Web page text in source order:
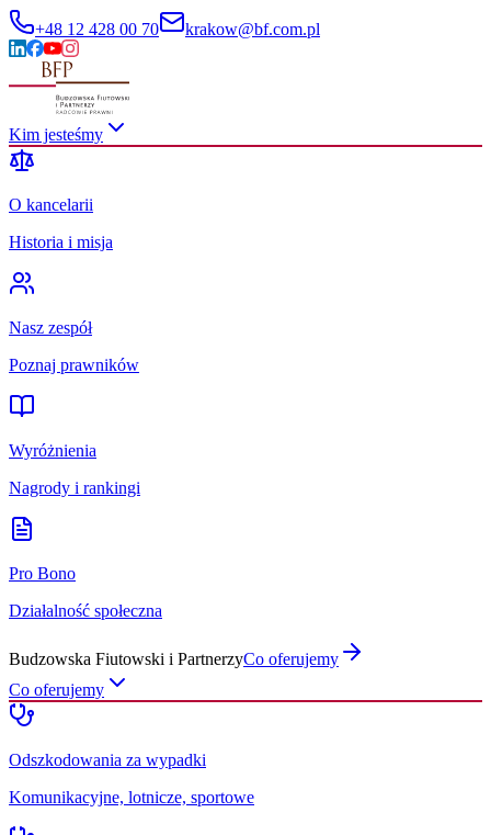
+48 12 428 00 70 krakow@bf.com.pl
Kim jesteśmy
O kancelarii
Historia i misja
Nasz zespół
Poznaj prawników
Wyróżnienia
Nagrody i rankingi
Pro Bono
Działalność społeczna
Budzowska Fiutowski i PartnerzyCo oferujemy
Co oferujemy
Odszkodowania za wypadki
Komunikacyjne, lotnicze, sportowe